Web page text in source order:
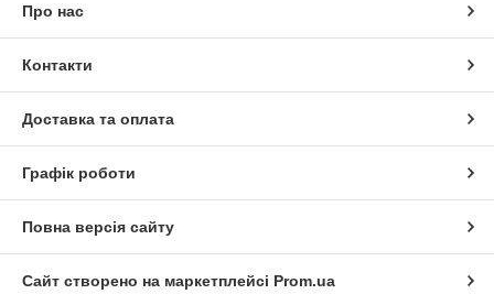
Про нас
Контакти
Доставка та оплата
Графік роботи
Повна версія сайту
Сайт створено на маркетплейсі Prom.ua